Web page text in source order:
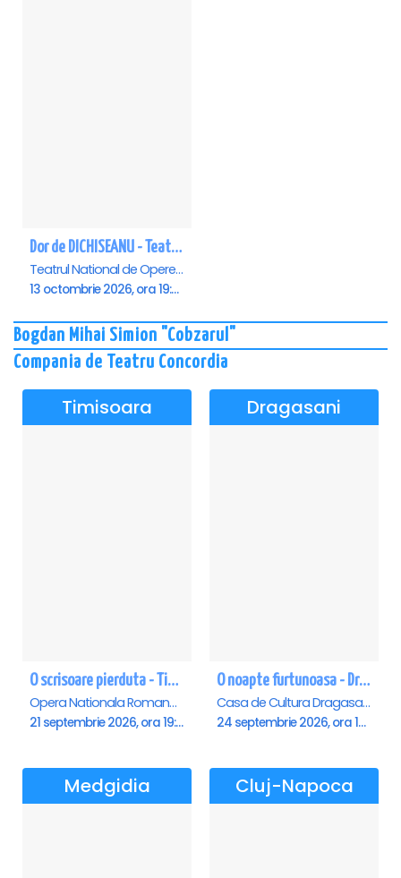
Dor de DICHISEANU - Teatrul Național de Operetă și Musical „Ion Dacian"
Teatrul National de Opereta si Musical Ion Dacian, Bucuresti
13 octombrie 2026, ora 19:00
Bogdan Mihai Simion "Cobzarul"
Compania de Teatru Concordia
Timisoara
O scrisoare pierduta - Timisoara
Opera Nationala Romana , Timisoara
21 septembrie 2026, ora 19:00
Dragasani
O noapte furtunoasa - Dragasani
Casa de Cultura Dragasani, Dragasani
24 septembrie 2026, ora 19:00
Medgidia Cluj-Napoca